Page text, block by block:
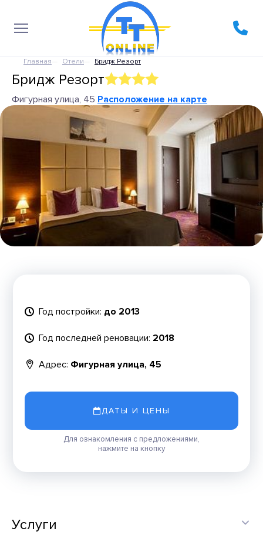
Главная Отели Бридж Резорт
Бридж Резорт
Фигурная улица, 45 Расположение на карте
Год постройки: до 2013
Год последней реновации: 2018
Адрес: Фигурная улица, 45
ДАТЫ И ЦЕНЫ
Для ознакомления с предложениями,
нажмите на кнопку
Услуги